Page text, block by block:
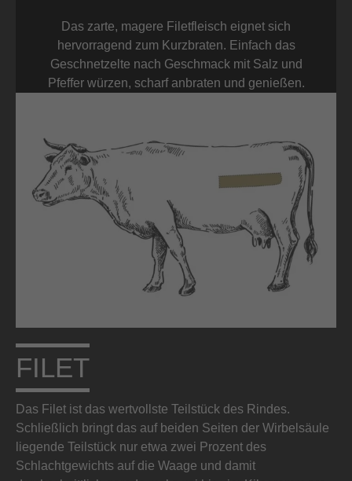
Das zarte, magere Filetfleisch eignet sich
hervorragend zum Kurzbraten. Einfach das
Geschnetzelte nach Geschmack mit Salz und
Pfeffer würzen, scharf anbraten und genießen.
FILET
Das Filet ist das wertvollste Teilstück des Rindes.
Schließlich bringt das auf beiden Seiten der Wirbelsäule
liegende Teilstück nur etwa zwei Prozent des
Schlachtgewichts auf die Waage und damit